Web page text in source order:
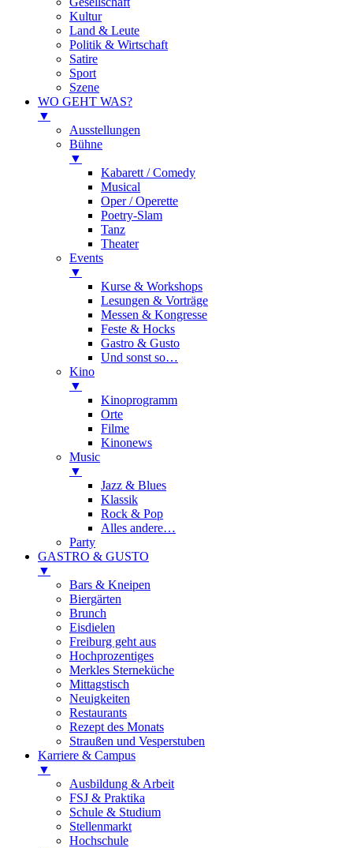
Kultur
Land & Leute
Politik & Wirtschaft
Satire
Sport
Szene
WO GEHT WAS?
▼
Ausstellungen
Bühne
▼
Kabarett / Comedy
Musical
Oper / Operette
Poetry-Slam
Tanz
Theater
Events
▼
Kurse & Workshops
Lesungen & Vorträge
Messen & Kongresse
Feste & Hocks
Gastro & Gusto
Und sonst so…
Kino
▼
Kinoprogramm
Orte
Filme
Kinonews
Music
▼
Jazz & Blues
Klassik
Rock & Pop
Alles andere…
Party
GASTRO & GUSTO
▼
Bars & Kneipen
Biergärten
Brunch
Eisdielen
Freiburg geht aus
Hochprozentiges
Merkles Sterneküche
Mittagstisch
Neuigkeiten
Restaurants
Rezept des Monats
Straußen und Vesperstuben
Karriere & Campus
▼
Ausbildung & Arbeit
FSJ & Praktika
Schule & Studium
Stellenmarkt
Hochschule